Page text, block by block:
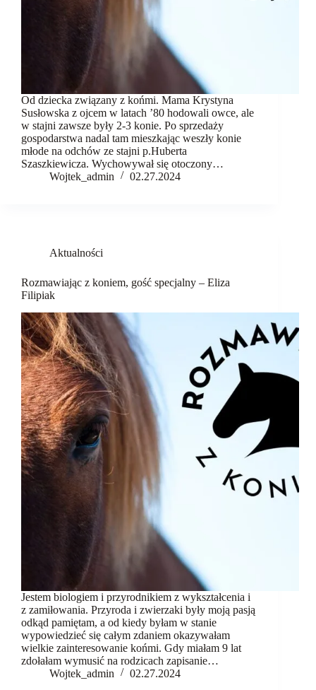
Od dziecka związany z końmi. Mama Krystyna
Susłowska z ojcem w latach ’80 hodowali owce, ale
w stajni zawsze były 2-3 konie. Po sprzedaży
gospodarstwa nadal tam mieszkając weszły konie
młode na odchów ze stajni p.Huberta
Szaszkiewicza. Wychowywał się otoczony…
Wojtek_admin
02.27.2024
Aktualności
Rozmawiając z koniem, gość specjalny – Eliza
Filipiak
Jestem biologiem i przyrodnikiem z wykształcenia i
z zamiłowania. Przyroda i zwierzaki były moją pasją
odkąd pamiętam, a od kiedy byłam w stanie
wypowiedzieć się całym zdaniem okazywałam
wielkie zainteresowanie końmi. Gdy miałam 9 lat
zdołałam wymusić na rodzicach zapisanie…
Wojtek_admin
02.27.2024